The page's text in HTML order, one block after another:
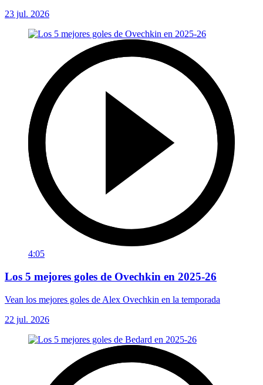
23 jul. 2026
4:05
Los 5 mejores goles de Ovechkin en 2025-26
Vean los mejores goles de Alex Ovechkin en la temporada
22 jul. 2026